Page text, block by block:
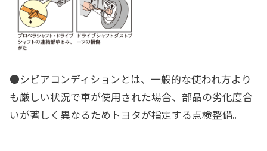
●シビアコンディションとは、 一般的な使われ方より
も厳しい状況で車が使用された場合、部品の劣化度合
いが著しく異なるためトヨタが指定する点検整備。